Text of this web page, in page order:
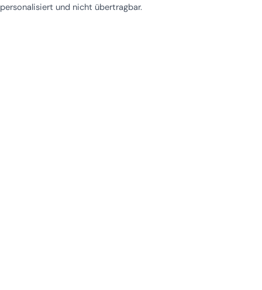
personalisiert und nicht übertragbar.